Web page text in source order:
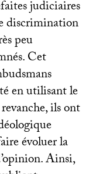
judiciaires
discrimination
peu
Cet
en utilisant le
ils ont
évoluer la
Ainsi,